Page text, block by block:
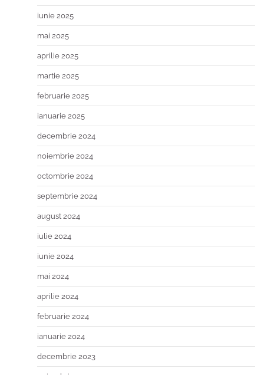
iunie 2025
mai 2025
aprilie 2025
martie 2025
februarie 2025
ianuarie 2025
decembrie 2024
noiembrie 2024
octombrie 2024
septembrie 2024
august 2024
iulie 2024
iunie 2024
mai 2024
aprilie 2024
februarie 2024
ianuarie 2024
decembrie 2023